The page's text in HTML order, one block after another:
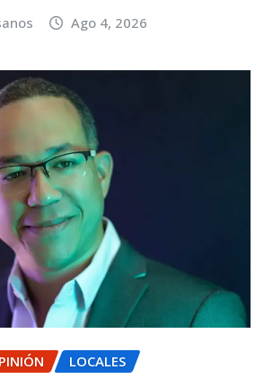
Ago 4, 2026
LOCALES